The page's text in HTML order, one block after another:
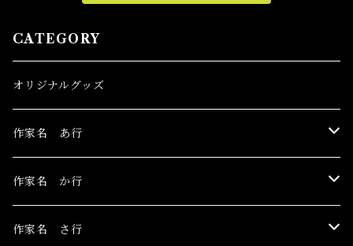
CATEGORY
オリジナルグッズ
作家名 あ行
伊豫田晃一
浅野サキ
作家名 か行
黒木美都子
作家名 さ行